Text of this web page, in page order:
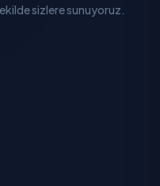
sizlere sunuyoruz.